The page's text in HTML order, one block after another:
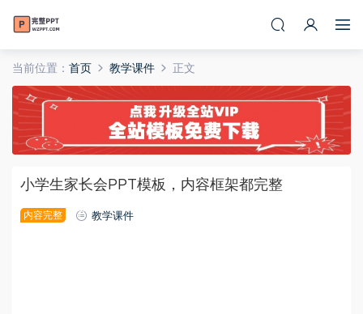
当前位置： 首页 教学课件 正文
小学生家长会PPT模板，内容框架都完整
内容完整 教学课件